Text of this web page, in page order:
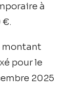
à
€.
montant
pour le
2025